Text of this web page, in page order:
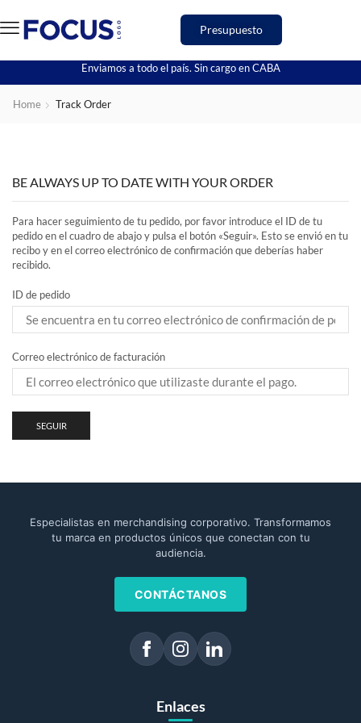
Presupuesto
Enviamos a todo el país. Sin cargo en CABA
Home Track Order
BE ALWAYS UP TO DATE WITH YOUR ORDER
Para hacer seguimiento de tu pedido, por favor introduce el ID de tu
pedido en el cuadro de abajo y pulsa el botón «Seguir». Esto se envió en tu
recibo y en el correo electrónico de confirmación que deberías haber
recibido.
ID de pedido
Correo electrónico de facturación
SEGUIR
Especialistas en merchandising corporativo. Transformamos
tu marca en productos únicos que conectan con tu
audiencia.
CONTÁCTANOS
Enlaces